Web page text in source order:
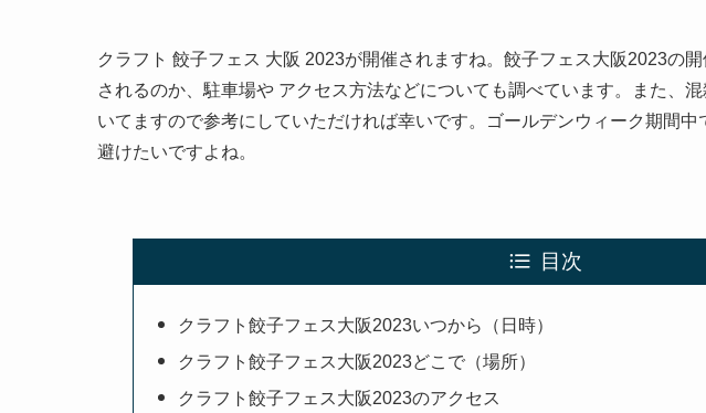
クラフト 餃子フェス 大阪 2023が開催されますね。餃子フェス大阪2023の
されるのか、駐車場や アクセス方法などについても調べています。また、
いてますので参考にしていただければ幸いです。ゴールデンウィーク期間
避けたいですよね。
目次
クラフト餃子フェス大阪2023いつから（日時）
クラフト餃子フェス大阪2023どこで（場所）
クラフト餃子フェス大阪2023のアクセス